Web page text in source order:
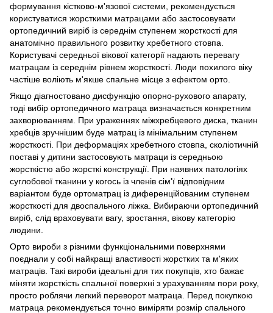
формування кістково-м'язової системи, рекомендується
користуватися жорсткими матрацами або застосовувати
ортопедичний виріб із середнім ступенем жорсткості для
анатомічно правильного розвитку хребетного стовпа.
Користувачі середньої вікової категорії надають перевагу
матрацам із середнім рівнем жорсткості. Люди похилого віку
частіше воліють м'якше спальне місце з ефектом орто.
Якщо діагностовано дисфункцію опорно-рухового апарату,
тоді вибір ортопедичного матраца визначається конкретним
захворюванням. При ураженнях міжхребцевого диска, тканин
хребців зручнішим буде матрац із мінімальним ступенем
жорсткості. При деформаціях хребетного стовпа, сколіотичній
поставі у дитини застосовують матраци із середньою
жорсткістю або жорсткі конструкції. При наявних патологіях
суглобової тканини у когось із членів сім'ї відповідним
варіантом буде ортоматрац із диференційованим ступенем
жорсткості для двоспального ліжка. Вибираючи ортопедичний
виріб, слід враховувати вагу, зростання, вікову категорію
людини.
Орто вироби з різними функціональними поверхнями
поєднали у собі найкращі властивості жорстких та м'яких
матраців. Такі вироби ідеальні для тих покупців, хто бажає
міняти жорсткість спальної поверхні з урахуванням пори року,
просто роблячи легкий переворот матраца. Перед покупкою
матраца рекомендується точно виміряти розмір спального